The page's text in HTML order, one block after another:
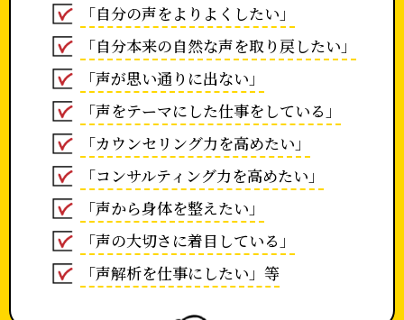
「自分の声をよりよくしたい」
「自分本来の自然な声を取り戻したい」
「声が思い通りに出ない」
「声をテーマにした仕事をしている」
「カウンセリング力を高めたい」
「コンサルティング力を高めたい」
「声から身体を整えたい」
「声の大切さに着目している」
「声解析を仕事にしたい」等